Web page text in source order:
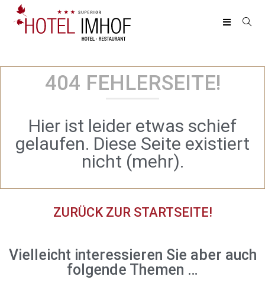
404 FEHLERSEITE!
Hier ist leider etwas schief
gelaufen. Diese Seite existiert
nicht (mehr).
ZURÜCK ZUR STARTSEITE!
Vielleicht interessieren Sie aber auch
folgende Themen …